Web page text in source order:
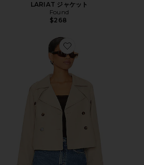
LARIAT ジャケット
Found
$268
Favorite SIRUS ジャケット